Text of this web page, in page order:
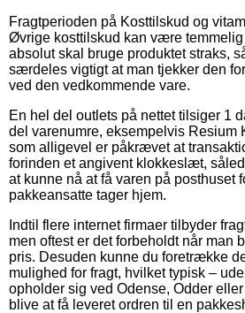
Fragtperioden på Kosttilskud og
Øvrige kosttilskud kan være temmelig
absolut skal bruge produktet straks,
særdeles vigtigt at man tjekker den
ved den vedkommende vare.
En hel del outlets på nettet tilsiger 1
del varenumre, eksempelvis Resium
som alligevel er påkrævet at
forinden et angivent klokkeslæt,
at kunne nå at få varen på posthuset
pakkeansatte tager hjem.
Indtil flere internet firmaer tilbyder
men oftest er det forbeholdt når man
pris. Desuden kunne du foretrække
mulighed for fragt, hvilket typisk –
opholder sig ved Odense, Odder
blive at få leveret ordren til en